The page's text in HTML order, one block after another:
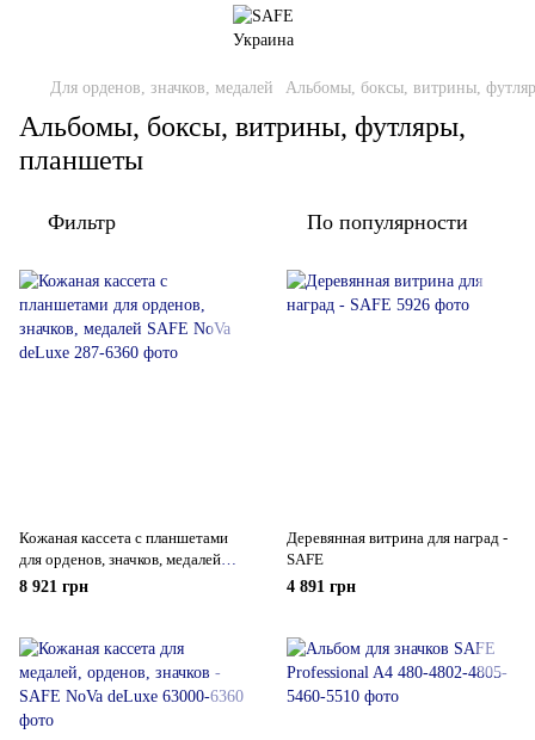
Для орденов, значков, медалей Альбомы, боксы, витрины,
Альбомы, боксы, витрины, футляры,
планшеты
Фильтр По популярности
Кожаная кассета c планшетами
для орденов, значков, медалей
SAFE NoVa deLuxe
8 921 грн
Деревянная витрина для наград -
SAFE
4 891 грн